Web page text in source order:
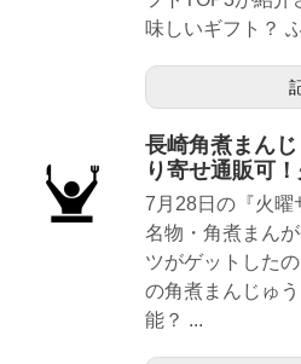
味しいギフト？
長崎角煮まん
り寄せ通販可
7月28日の『火曜
名物・角煮まん
ツがゲットした
の角煮まんじゅ
能？ ...